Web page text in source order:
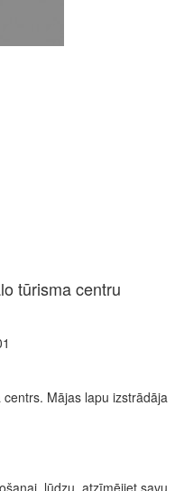
tūrisma centru
Mājas lapu izstrādāja